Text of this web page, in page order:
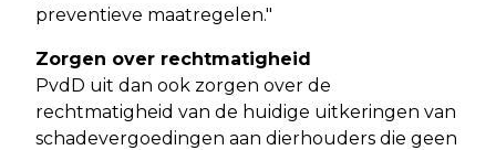
preventieve maatregelen."
Zorgen over rechtmatigheid
PvdD uit dan ook zorgen over de
rechtmatigheid van de huidige uitkeringen van
schadevergoedingen aan dierhouders die geen